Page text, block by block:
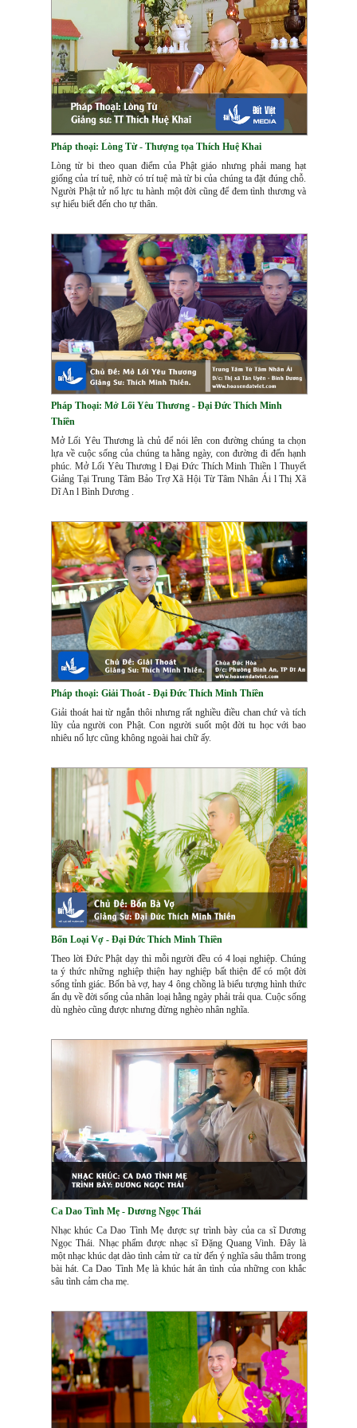
Pháp thoại: Lòng Từ - Thượng tọa Thích Huệ Khai
Lòng từ bi theo quan điểm của Phật giáo nhưng phải mang hạt
giống của trí tuệ, nhờ có trí tuệ mà từ bi của chúng ta đặt đúng chỗ.
Người Phật tử nổ lực tu hành một đời cũng để đem tình thương và
sự hiểu biết đến cho tự thân.
Pháp Thoại: Mở Lối Yêu Thương - Đại Đức Thích Minh
Thiền
Mở Lối Yêu Thương là chủ để nói lên con đường chúng ta chọn
lựa về cuộc sống của chúng ta hằng ngày, con đường đi đến hạnh
phúc. Mở Lối Yêu Thương l Đại Đức Thích Minh Thiền l Thuyết
Giảng Tại Trung Tâm Bảo Trợ Xã Hội Từ Tâm Nhân Ái l Thị Xã
Dĩ An l Bình Dương .
Pháp thoại: Giải Thoát - Đại Đức Thích Minh Thiền
Giải thoát hai từ ngắn thôi nhưng rất nghiều điều chan chứ và tích
lũy của người con Phật. Con người suốt một đời tu học với bao
nhiêu nổ lực cũng không ngoài hai chữ ấy.
Bốn Loại Vợ - Đại Đức Thích Minh Thiền
Theo lời Đức Phật dạy thì mỗi người đều có 4 loại nghiệp. Chúng
ta ý thức những nghiệp thiện hay nghiệp bất thiện để có một đời
sống tỉnh giác. Bốn bà vợ, hay 4 ông chồng là biểu tượng hình thức
ẩn dụ về đời sống của nhân loại hằng ngày phải trải qua. Cuộc sống
dù nghèo cũng được nhưng đừng nghèo nhân nghĩa.
Ca Dao Tình Mẹ - Dương Ngọc Thái
Nhạc khúc Ca Dao Tình Mẹ được sự trình bày của ca sĩ Dương
Ngọc Thái. Nhạc phẩm được nhạc sĩ Đặng Quang Vinh. Đây là
một nhạc khúc dạt dào tình cảm từ ca từ đến ý nghĩa sâu thẳm trong
bài hát. Ca Dao Tình Mẹ là khúc hát ân tình của những con khắc
sâu tình cảm cha mẹ.